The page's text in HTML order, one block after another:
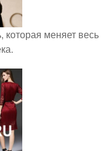
которая меняет весь